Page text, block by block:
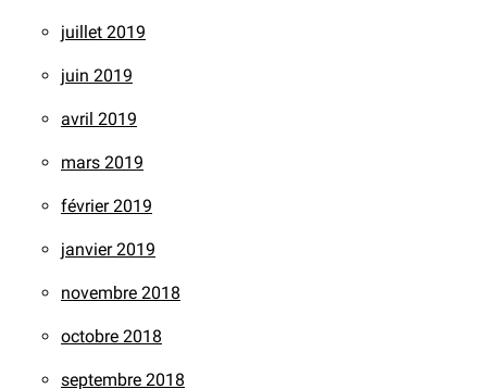
juillet 2019
juin 2019
avril 2019
mars 2019
février 2019
janvier 2019
novembre 2018
octobre 2018
septembre 2018